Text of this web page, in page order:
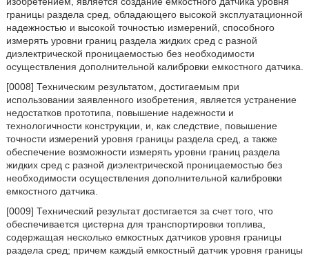
границы раздела сред, обладающего высокой эксплуатационной
надежностью и высокой точностью измерений, способного
измерять уровни границ раздела жидких сред с разной
диэлектрической проницаемостью без необходимости
осуществления дополнительной калибровки емкостного датчика.
[0008] Техническим результатом, достигаемым при
использовании заявленного изобретения, является устранение
недостатков прототипа, повышение надежности и
технологичности конструкции, и, как следствие, повышение
точности измерений уровня границы раздела сред, а также
обеспечение возможности измерять уровни границ раздела
жидких сред с разной диэлектрической проницаемостью без
необходимости осуществления дополнительной калибровки
емкостного датчика.
[0009] Технический результат достигается за счет того, что
обеспечивается цистерна для транспортировки топлива,
содержащая несколько емкостных датчиков уровня границы
раздела сред; причем каждый емкостный датчик уровня границы